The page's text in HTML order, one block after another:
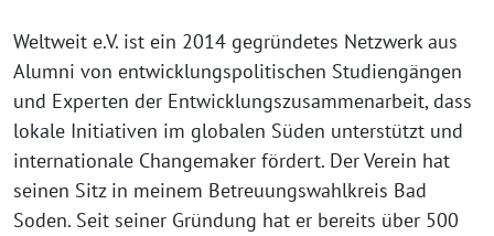
Weltweit e.V. ist ein 2014 gegründetes Netzwerk aus
Alumni von entwicklungspolitischen Studiengängen
und Experten der Entwicklungszusammenarbeit, dass
lokale Initiativen im globalen Süden unterstützt und
internationale Changemaker fördert. Der Verein hat
seinen Sitz in meinem Betreuungswahlkreis Bad
Soden. Seit seiner Gründung hat er bereits über 500